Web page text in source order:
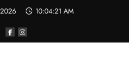
10:04:21 AM